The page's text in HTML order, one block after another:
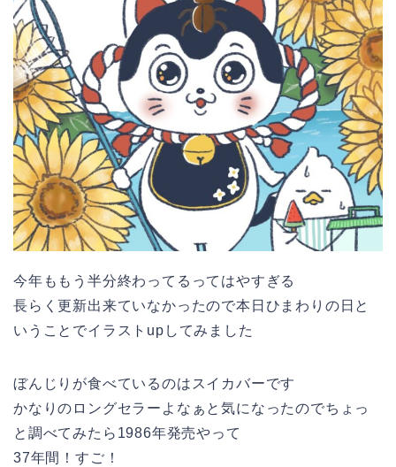
今年ももう半分終わってるってはやすぎる
長らく更新出来ていなかったので本日ひまわりの日と
いうことでイラストupしてみました
ぼんじりが食べているのはスイカバーです
かなりのロングセラーよなぁと気になったのでちょっ
と調べてみたら1986年発売やって
37年間！すご！